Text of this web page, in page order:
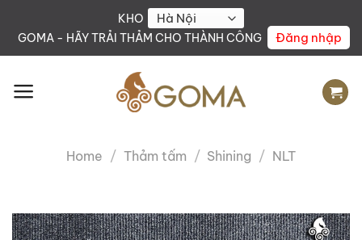
KHO
GOMA - HÃY TRẢI THẢM CHO THÀNH CÔNG
Đăng nhập
Home / Thảm tấm / Shining / NLT